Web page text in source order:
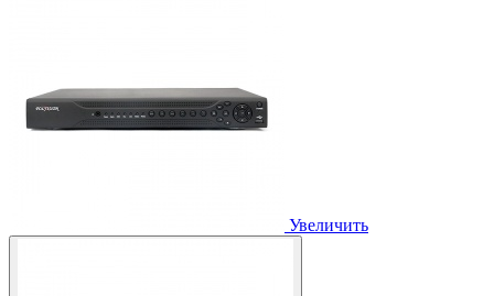
Увеличить